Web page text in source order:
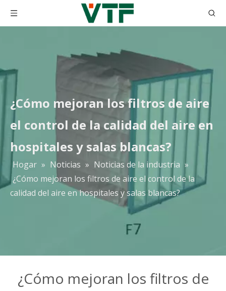
¿Cómo mejoran los filtros de aire
el control de la calidad del aire en
hospitales y salas blancas?
Hogar » Noticias » Noticias de la industria »
¿Cómo mejoran los filtros de aire el control de la
calidad del aire en hospitales y salas blancas?
¿Cómo mejoran los filtros de